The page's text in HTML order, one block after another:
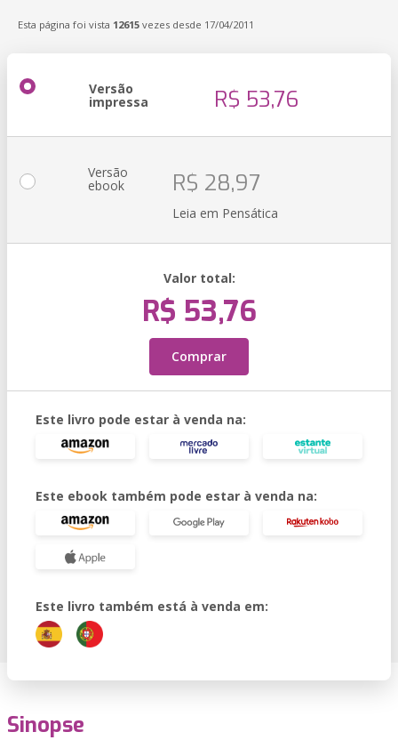
Esta página foi vista 12615 vezes desde 17/04/2011
Versão
impressa R$ 53,76
Versão
ebook R$ 28,97
Leia em Pensática
Valor total:
R$ 53,76
Comprar
Este livro pode estar à venda na:
Este ebook também pode estar à venda na:
Este livro também está à venda em:
Sinopse